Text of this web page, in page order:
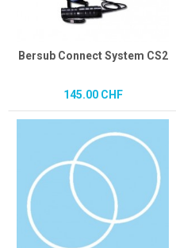
Bersub Connect System CS2
145.00 CHF